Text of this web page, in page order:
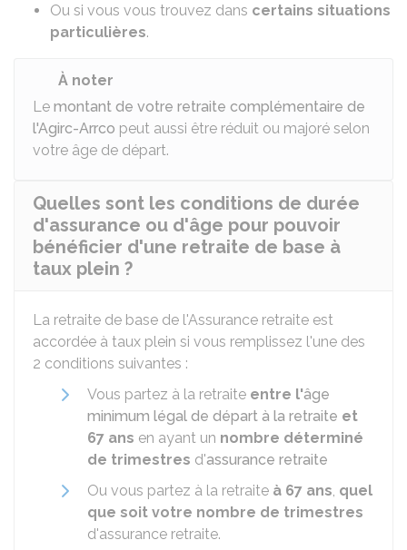
Ou si vous vous trouvez dans certains situations
particulières.
À noter
Le montant de votre retraite complémentaire de
l'Agirc-Arrco peut aussi être réduit ou majoré selon
votre âge de départ.
Quelles sont les conditions de durée
d'assurance ou d'âge pour pouvoir
bénéficier d'une retraite de base à
taux plein ?
La retraite de base de l'Assurance retraite est
accordée à taux plein si vous remplissez l'une des
2 conditions suivantes :
Vous partez à la retraite entre l'âge
minimum légal de départ à la retraite et
67 ans en ayant un nombre déterminé
de trimestres d'assurance retraite
Ou vous partez à la retraite à 67 ans, quel
que soit votre nombre de trimestres
d'assurance retraite.